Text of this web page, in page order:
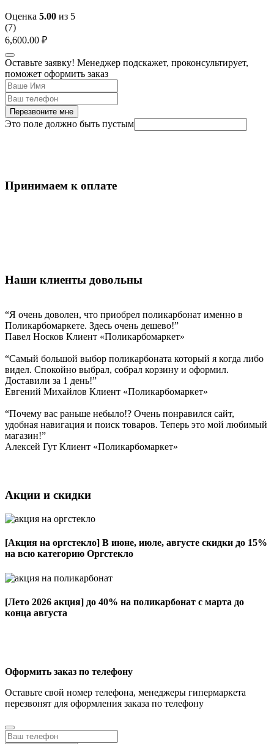
Оценка 5.00 из 5
(7)
6,600.00 ₽
Оставьте заявку! Менеджер подскажет, проконсультирует,
поможет оформить заказ
Перезвоните мне
Это поле должно быть пустым
Принимаем к оплате
Наши клиенты довольны
“Я очень доволен, что приобрел поликарбонат именно в
Поликарбомаркете. Здесь очень дешево!”
Павел Носков Клиент «Поликарбомаркет»
“Самый большой выбор поликарбоната который я когда либо
видел. Спокойно выбрал, собрал корзину и оформил.
Доставили за 1 день!”
Евгений Михайлов Клиент «Поликарбомаркет»
“Почему вас раньше небыло!? Очень понравился сайт,
удобная навигация и поиск товаров. Теперь это мой любимый
магазин!”
Алексей Гут Клиент «Поликарбомаркет»
Акции и скидки
[Акция на оргстекло] В июне, июле, августе скидки до 15%
на всю категорию Оргстекло
[Лето 2026 акция] до 40% на поликарбонат с марта до
конца августа
Оформить заказ по телефону
Оставьте свой номер телефона, менеджеры гипермаркета
перезвонят для оформления заказа по телефону